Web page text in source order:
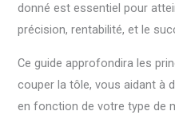
donné est essentiel pour
précision, rentabilité, et le
Ce guide approfondira les
couper la tôle, vous aidant à
en fonction de votre type de